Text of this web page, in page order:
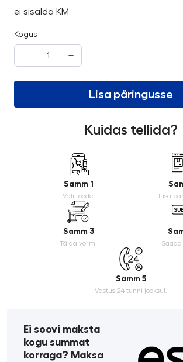
ei sisalda KM
Kogus
- +
Lisa päringusse
Kuidas tellida?
Samm 1
Vali toode. Lisa
Samm 3
Täida vorm. Saada
Samm 5
Vastus 24 tunni jooksul.
Ei soovi maksta
kogu summat
korraga? Maksa